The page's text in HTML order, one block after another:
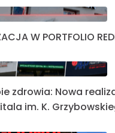
W PORTFOLIO
zdrowia: Nowa
im. K.